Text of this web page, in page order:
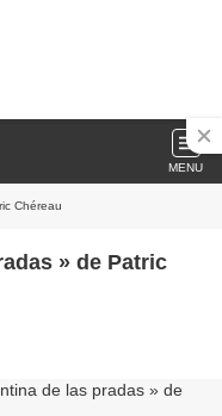
MENU
Chéreau
» de Patric